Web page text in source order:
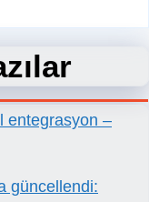
entegrasyon –
güncellendi: